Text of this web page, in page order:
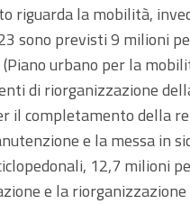
riguarda la mobilità,
sono previsti 9 milioni
urbano per la
di riorganizzazione
il completamento della
e la messa in
12,7 milioni
e la